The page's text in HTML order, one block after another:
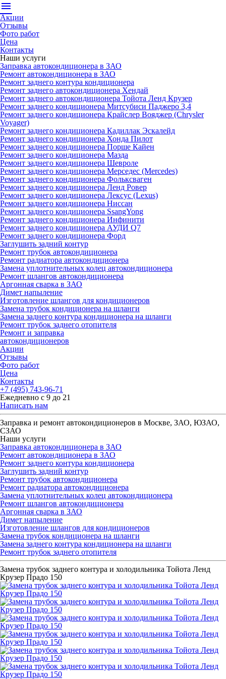
menu
Акции
Отзывы
Фото работ
Цена
Контакты
Наши услуги
Заправка автокондиционера в ЗАО
Ремонт автокондиционера в ЗАО
Ремонт заднего контура кондиционера
Ремонт заднего автокондиционера Хендай
Ремонт заднего автокондиционера Тойота Ленд Крузер
Ремонт заднего кондиционера Митсубиси Паджеро 3,4
Ремонт заднего кондиционера Крайслер Вояджер (Chrysler
Voyager)
Ремонт заднего кондиционера Кадиллак Эскалейд
Ремонт заднего кондиционера Хонда Пилот
Ремонт заднего кондиционера Порше Кайен
Ремонт заднего кондиционера Мазда
Ремонт заднего кондиционера Шевроле
Ремонт заднего кондиционера Мерседес (Mercedes)
Ремонт заднего кондиционера Фольксваген
Ремонт заднего кондиционера Ленд Ровер
Ремонт заднего кондиционера Лексус (Lexus)
Ремонт заднего кондиционера Ниссан
Ремонт заднего кондиционера SsangYong
Ремонт заднего кондиционера Инфинити
Ремонт заднего кондиционера АУДИ Q7
Ремонт заднего кондиционера Форд
Заглушить задний контур
Ремонт трубок автокондиционера
Ремонт радиатора автокондиционера
Замена уплотнительных колец автокондиционера
Ремонт шлангов автокондиционера
Аргонная сварка в ЗАО
Димет напыление
Изготовление шлангов для кондиционеров
Замена трубок кондиционера на шланги
Замена заднего контура кондиционера на шланги
Ремонт трубок заднего отопителя
Ремонт и заправка
автокондиционеров
Акции
Отзывы
Фото работ
Цена
Контакты
+7 (495) 743-96-71
Ежедневно с 9 до 21
Написать нам
Заправка и ремонт автокондиционеров в Москве, ЗАО, ЮЗАО,
СЗАО
Наши услуги
Заправка автокондиционера в ЗАО
Ремонт автокондиционера в ЗАО
Ремонт заднего контура кондиционера
Заглушить задний контур
Ремонт трубок автокондиционера
Ремонт радиатора автокондиционера
Замена уплотнительных колец автокондиционера
Ремонт шлангов автокондиционера
Аргонная сварка в ЗАО
Димет напыление
Изготовление шлангов для кондиционеров
Замена трубок кондиционера на шланги
Замена заднего контура кондиционера на шланги
Ремонт трубок заднего отопителя
Замена трубок заднего контура и холодильника Тойота Ленд
Крузер Прадо 150